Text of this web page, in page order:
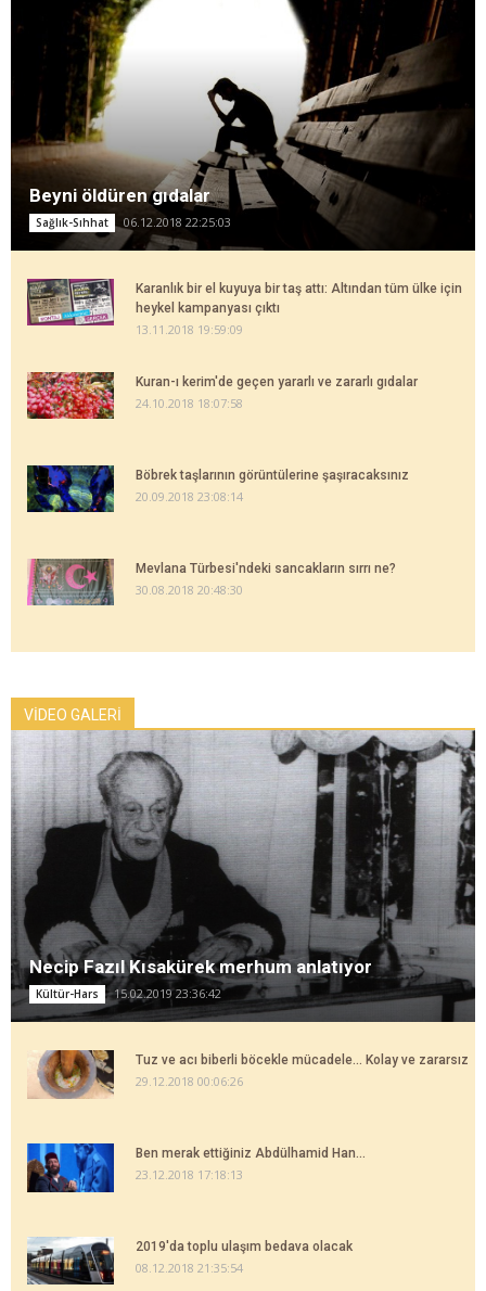
Beyni öldüren gıdalar
Sağlık-Sıhhat 06.12.2018 22:25:03
Karanlık bir el kuyuya bir taş attı: Altından tüm ülke için
heykel kampanyası çıktı
13.11.2018 19:59:09
Kuran-ı kerim'de geçen yararlı ve zararlı gıdalar
24.10.2018 18:07:58
Böbrek taşlarının görüntülerine şaşıracaksınız
20.09.2018 23:08:14
Mevlana Türbesi'ndeki sancakların sırrı ne?
30.08.2018 20:48:30
VİDEO GALERİ
Necip Fazıl Kısakürek merhum anlatıyor
Kültür-Hars 15.02.2019 23:36:42
Tuz ve acı biberli böcekle mücadele... Kolay ve zararsız
29.12.2018 00:06:26
Ben merak ettiğiniz Abdülhamid Han...
23.12.2018 17:18:13
2019'da toplu ulaşım bedava olacak
08.12.2018 21:35:54